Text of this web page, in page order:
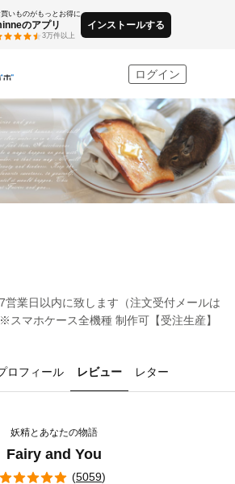
買いものがもっとお得に
のアプリ
3万件以上
インストールする
ログイン
業日以内に致します（注文受付メールは
マホケース全機種 制作可【受注生産】
ロフィール レビュー レター
妖精とあなたの物語
Fairy and You
(5059)